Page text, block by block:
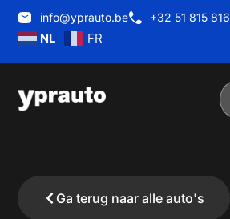
info@yprauto.be +32 51 815 816
NL FR
Ga terug naar alle auto's